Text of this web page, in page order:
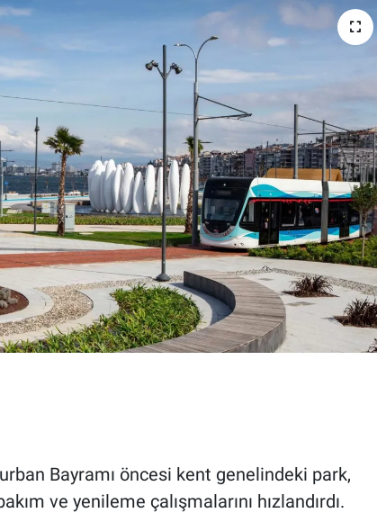
Bayramı öncesi kent genelindeki park,
ve yenileme çalışmalarını hızlandırdı.